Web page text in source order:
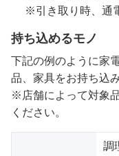
※引き取り時、通
持ち込めるモノ
下記の例のように家
品、家具をお持ち込
※店舗によって対象
ください。
調